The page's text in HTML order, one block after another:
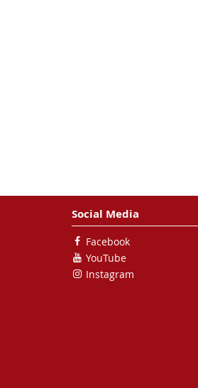
Social Media
Facebook
YouTube
Instagram